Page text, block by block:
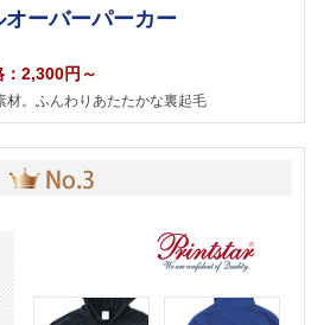
ーバーパーカー
2,300円～
材。ふんわりあたたかな裏起毛